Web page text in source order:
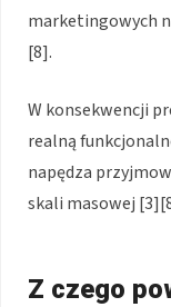
marketingowych
[8].
W konsekwencji
realną
napędza
skali masowej
Z czego